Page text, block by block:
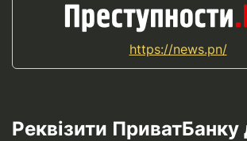
https://news.pn/
Реквізити ПриватБанку